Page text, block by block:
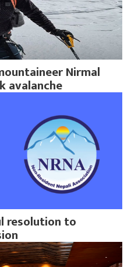
Nirmal
avalanche
resolution to